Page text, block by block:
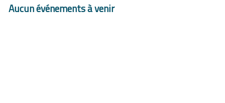
Aucun événements à venir